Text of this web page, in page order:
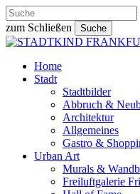
Skip
to
main
content
zum Schließen
Suche
Close
search
Menu
Home
Stadt
Stadtbilder
Abbruch &
Architektur
Allgemeines
Gastro &
Urban Art
Murals &
Freiluftgalerie